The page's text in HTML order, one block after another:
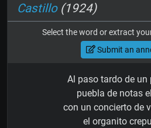
Castillo(1924)
Select the word or extract
Submit an
Al paso tardo de un
puebla de notas
con un concierto de
el organito